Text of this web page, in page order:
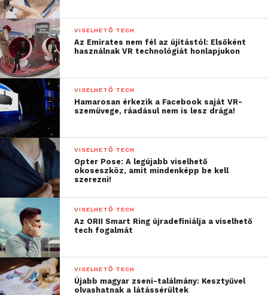
VISELHETŐ TECH
Az Emirates nem fél az újítástól: Elsőként
használnak VR technológiát honlapjukon
VISELHETŐ TECH
Hamarosan érkezik a Facebook saját VR-
szemüvege, ráadásul nem is lesz drága!
VISELHETŐ TECH
Opter Pose: A legújabb viselhető
okoseszköz, amit mindenképp be kell
szerezni!
VISELHETŐ TECH
Az ORII Smart Ring újradefiniálja a viselhető
tech fogalmát
VISELHETŐ TECH
Újabb magyar zseni-találmány: Kesztyűvel
olvashatnak a látássérültek